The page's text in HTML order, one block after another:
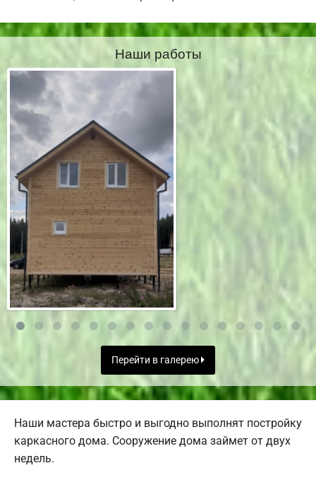
Наши работы
Перейти в галерею
Наши мастера быстро и выгодно выполнят постройку
каркасного дома. Сооружение дома займет от двух
недель.